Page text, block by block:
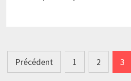
Pagination
Précédent 1 2 3